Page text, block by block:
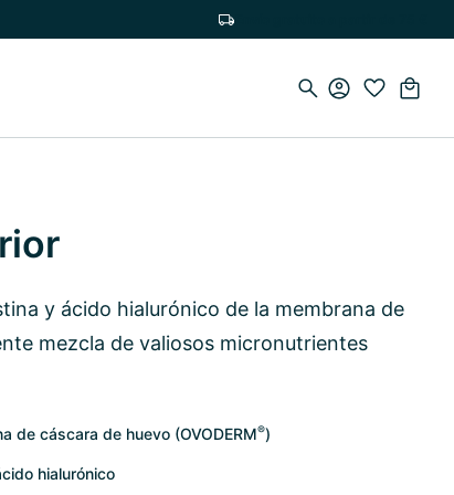
y ácido hialurónico de la membrana de
mezcla de valiosos micronutrientes
de cáscara de huevo (OVODERM®)
hialurónico